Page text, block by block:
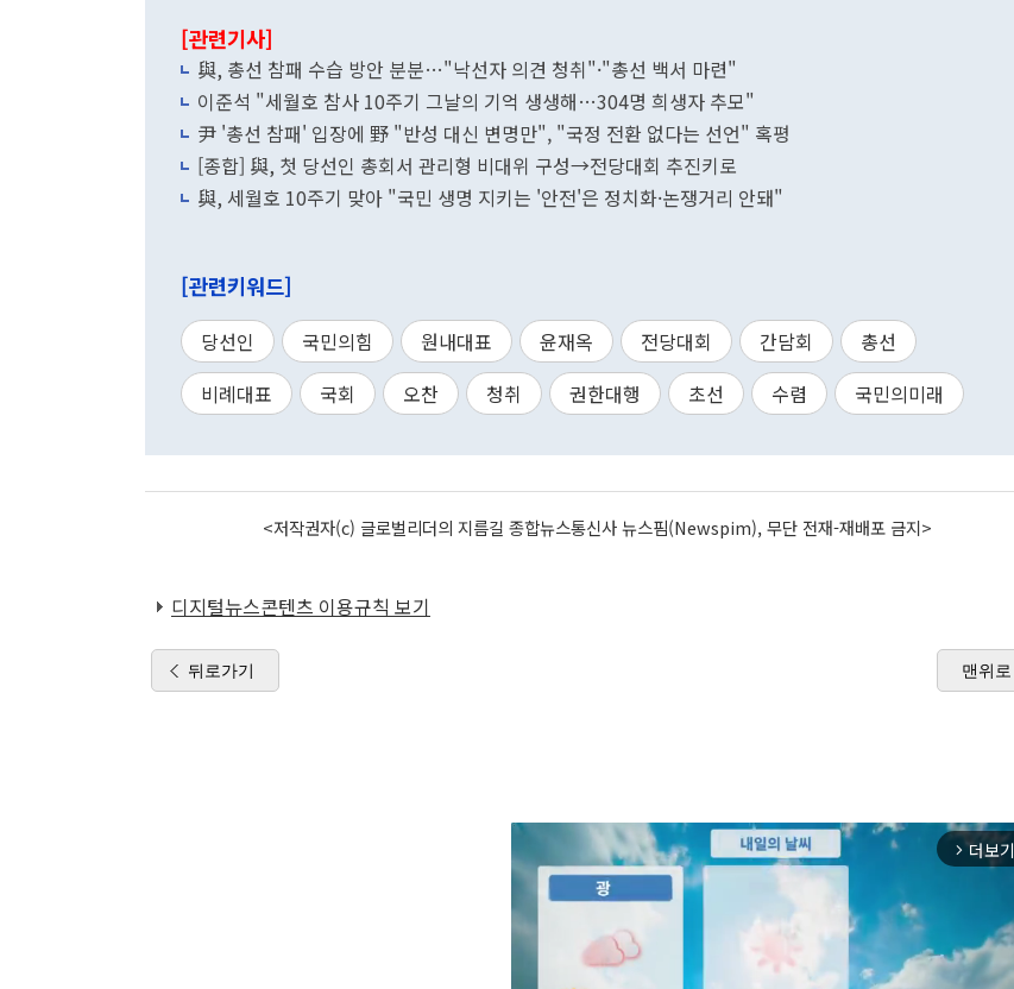
[관련기사]
與, 총선 참패 수습 방안 분분…"낙선자 의견 청취"·"총선 백서 마련"
이준석 "세월호 참사 10주기 그날의 기억 생생해…304명 희생자 추모"
尹 '총선 참패' 입장에 野 "반성 대신 변명만", "국정 전환 없다는 선언" 혹평
[종합] 與, 첫 당선인 총회서 관리형 비대위 구성→전당대회 추진키로
與, 세월호 10주기 맞아 "국민 생명 지키는 '안전'은 정치화·논쟁거리 안돼"
[관련키워드]
당선인 국민의힘 원내대표 윤재옥 전당대회 간담회
총선
비례대표
국회 오찬 청취 권한대행 초선 수렴 국민의미래
<저작권자(c) 글로벌리더의 지름길 종합뉴스통신사 뉴스핌(Newspim), 무단 전재-재배포 금지>
디지털뉴스콘텐츠 이용규칙 보기
뒤로가기 맨위로
arrow_forward_ios 더보기